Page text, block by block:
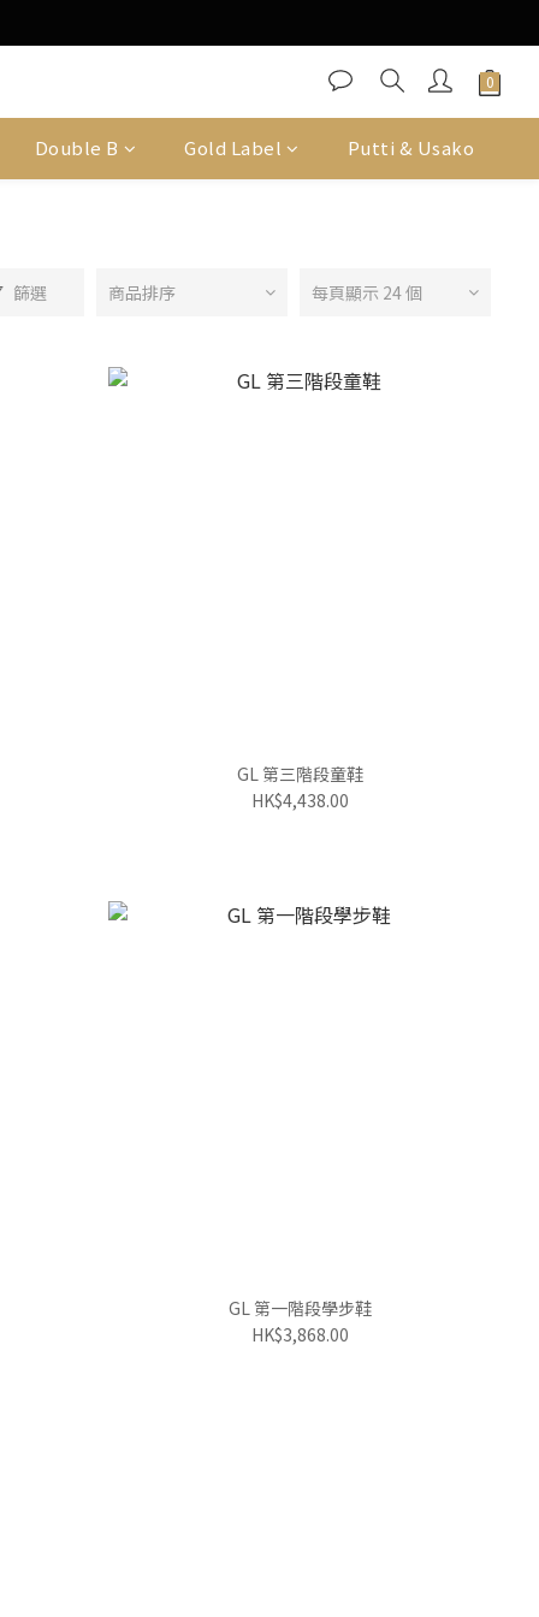
Double B Gold Label Putti & Usako
篩選 商品排序 每頁顯示 24 個
GL 第三階段童鞋
HK$4,438.00
GL 第一階段學步鞋
HK$3,868.00